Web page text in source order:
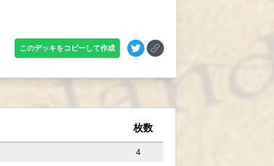
このデッキをコピーして作成
枚数
4